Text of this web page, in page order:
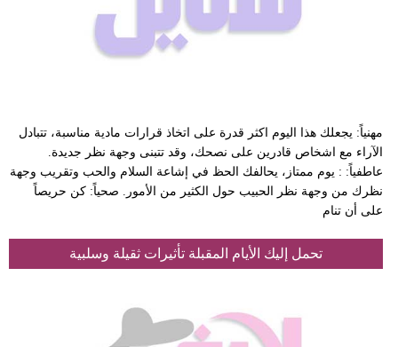
مهنياً: يجعلك هذا اليوم اكثر قدرة على اتخاذ قرارات مادية مناسبة، تتبادل
الآراء مع اشخاص قادرين على نصحك، وقد تتبنى وجهة نظر جديدة.
عاطفياً: : يوم ممتاز، يحالفك الحظ في إشاعة السلام والحب وتقريب وجهة
نظرك من وجهة نظر الحبيب حول الكثير من الأمور. صحياً: كن حريصاً
على أن تنام
تحمل إليك الأيام المقبلة تأثيرات ثقيلة وسلبية